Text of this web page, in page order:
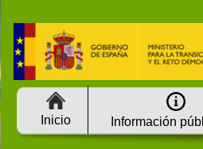
Inicio Información